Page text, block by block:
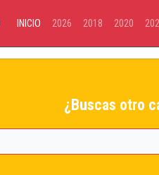
INICIO 2026 2018 2020
¿Buscas otro